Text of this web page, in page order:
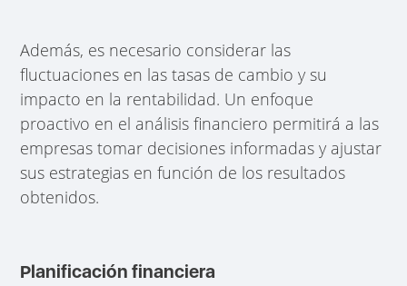
Además, es necesario considerar las
fluctuaciones en las tasas de cambio y su
impacto en la rentabilidad. Un enfoque
proactivo en el análisis financiero permitirá a las
empresas tomar decisiones informadas y ajustar
sus estrategias en función de los resultados
obtenidos.
Planificación financiera